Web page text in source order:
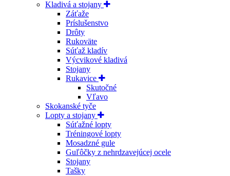
Kladivá a stojany
Záťaže
Príslušenstvo
Drôty
Rukoväte
Súťaž kladív
Výcvikové kladivá
Stojany
Rukavice
Skutočné
Vľavo
Skokanské tyče
Lopty a stojany
Súťažné lopty
Tréningové lopty
Mosadzné gule
Guľôčky z nehrdzavejúcej ocele
Stojany
Tašky